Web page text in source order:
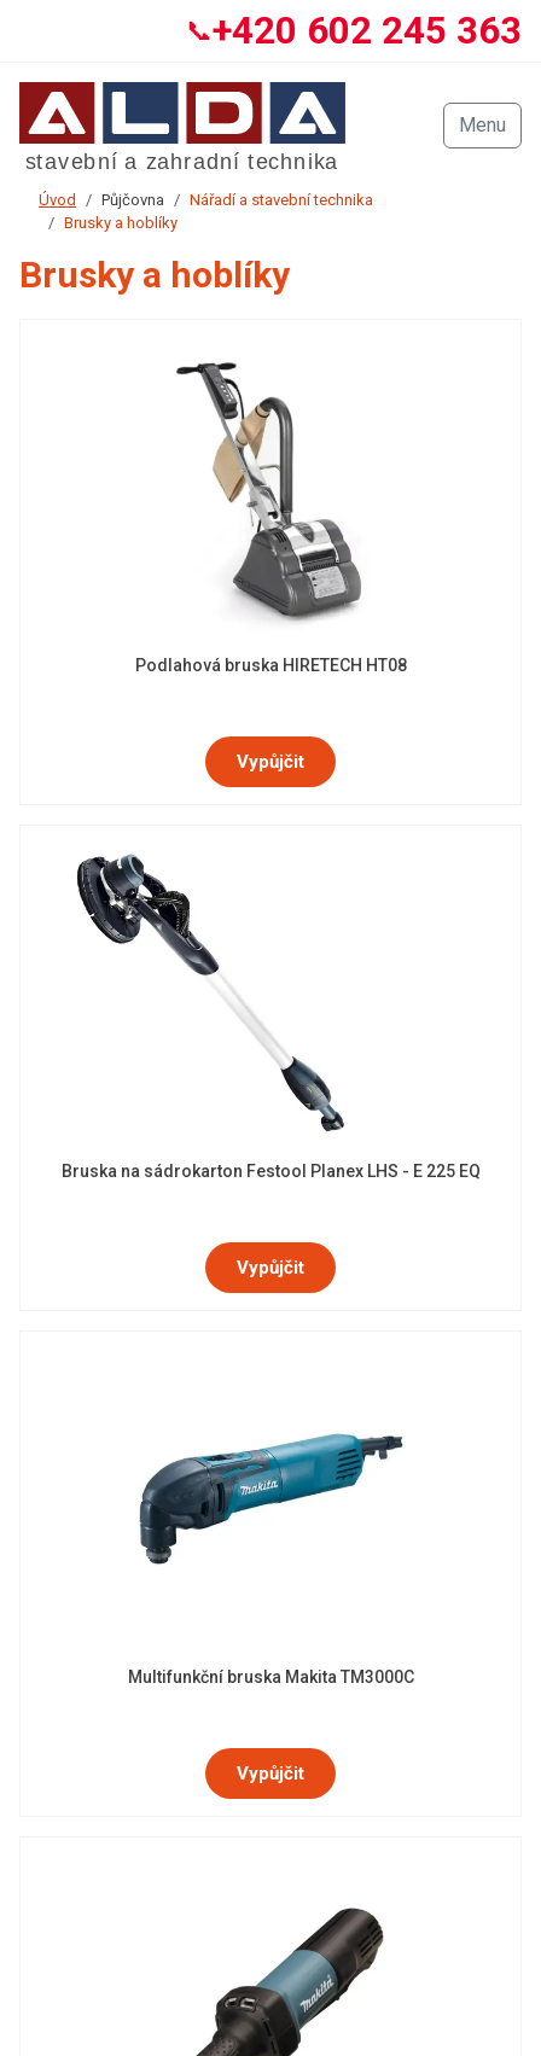
📞+420 602 245 363
Menu
Úvod Půjčovna
Nářadí a stavební technika
Brusky a hoblíky
Brusky a hoblíky
Podlahová bruska HIRETECH HT08
Vypůjčit
Bruska na sádrokarton Festool Planex LHS - E 225 EQ
Vypůjčit
Multifunkční bruska Makita TM3000C
Vypůjčit